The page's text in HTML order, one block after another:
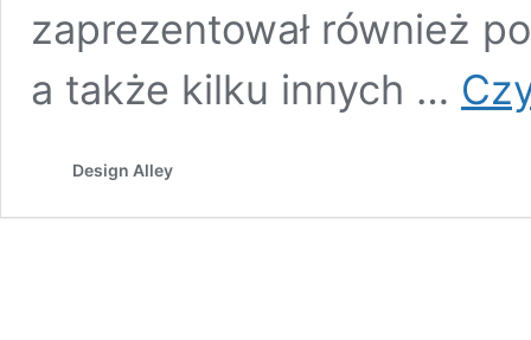
zaprezentował również
a także kilku innych …
Design Alley